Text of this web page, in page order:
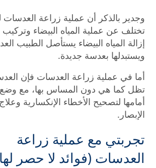
وجدير بالذكر أن عملية زراعة العدسات
تختلف عن عملية المياه البيضاء
إزالة المياه البيضاء يستأصل الطبيب
ويستبدلها بعدسة جديدة.
أما في عملية زراعة العدسات فإن
أمامها لتصحيح الأخطاء الإنكسارية
الإبصار.
تجربتي مع عملية زراعة
العدسات (فوائد لا حصر